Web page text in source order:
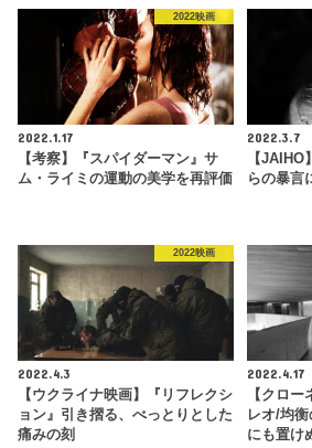
2022映画
2022.1.17
【考察】『スパイダーマン』サ
ム・ライミの運動の美学を再評価
2022.3.7
【
らの暴言
2022映画
2022.4.3
【ウクライナ映画】『リフレクシ
ョン』引き摺る、べっとりとした
痛みの刻
2022.4.17
【クロ
レオ/均
にも置け